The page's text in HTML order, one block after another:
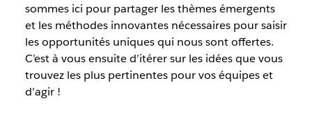
sommes ici pour partager les thèmes émergents
et les méthodes innovantes nécessaires pour saisir
les opportunités uniques qui nous sont offertes.
C’est à vous ensuite d’itérer sur les idées que vous
trouvez les plus pertinentes pour vos équipes et
d’agir !